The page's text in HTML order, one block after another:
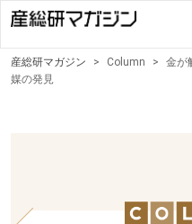
産総研マガジン > Column >
金が
媒の発見